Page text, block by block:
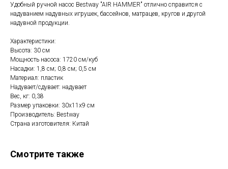
Удобный ручной насос Bestway "AIR HAMMER" отлично справится с
надуванием надувных игрушек, бассейнов, матрацев, кругов и другой
надувной продукции.
Характеристики:
Высота: 30 см
Мощность насоса: 1720 см/куб
Насадки: 1,8 см; 0,8 см; 0,5 см
Материал: пластик
Надувает/сдувает: надувает
Вес, кг: 0,38
Размер упаковки: 30х11х9 см
Производитель: Bestway
Страна изготовителя: Китай
Смотрите также